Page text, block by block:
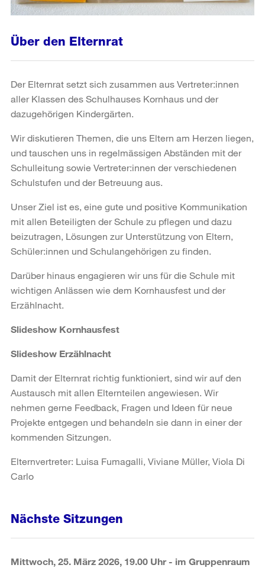
Über den Elternrat
Der Elternrat setzt sich zusammen aus Vertreter:innen
aller Klassen des Schulhauses Kornhaus und der
dazugehörigen Kindergärten.
Wir diskutieren Themen, die uns Eltern am Herzen liegen,
und tauschen uns in regelmässigen Abständen mit der
Schulleitung sowie Vertreter:innen der verschiedenen
Schulstufen und der Betreuung aus.
Unser Ziel ist es, eine gute und positive Kommunikation
mit allen Beteiligten der Schule zu pflegen und dazu
beizutragen, Lösungen zur Unterstützung von Eltern,
Schüler:innen und Schulangehörigen zu finden.
Darüber hinaus engagieren wir uns für die Schule mit
wichtigen Anlässen wie dem Kornhausfest und der
Erzählnacht.
Slideshow Kornhausfest
Slideshow Erzählnacht
Damit der Elternrat richtig funktioniert, sind wir auf den
Austausch mit allen Elternteilen angewiesen. Wir
nehmen gerne Feedback, Fragen und Ideen für neue
Projekte entgegen und behandeln sie dann in einer der
kommenden Sitzungen.
Elternvertreter: Luisa Fumagalli, Viviane Müller, Viola Di
Carlo
Nächste Sitzungen
Mittwoch, 25. März 2026, 19.00 Uhr - im Gruppenraum